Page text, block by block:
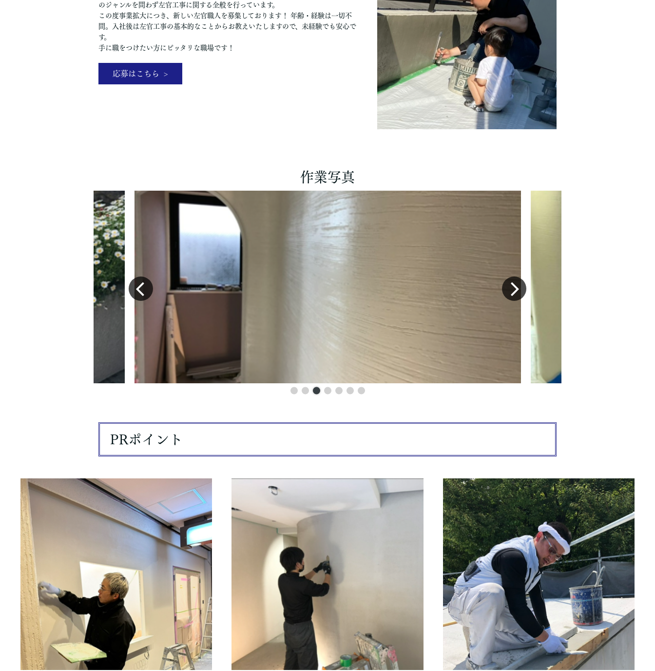
のジャンルを問わず左官工事に関する全般を行っています。
この度事業拡大につき、新しい左官職人を募集しております！ 年齢・経験は一切不
問。入社後は左官工事の基本的なことからお教えいたしますので、未経験でも安心で
す。
手に職をつけたい方にピッタリな職場です！
応募はこちら
作業写真
PRポイント